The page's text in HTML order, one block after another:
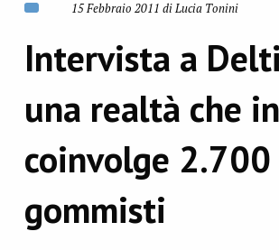
15 Febbraio 2011 di Lucia Tonini
Intervista a
una realtà che
coinvolge 2.700
gommisti